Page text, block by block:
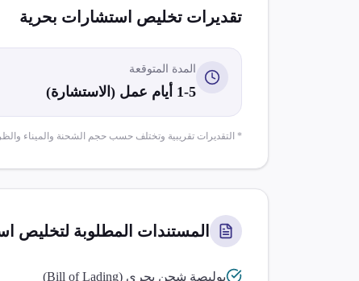
تقديرات تخليص استشارات بحرية
المدة المتوقعة
1-5 أيام عمل (الاستشارة)
* التقديرات تقريبية وتختلف حسب حجم الشحنة والميناء
المستندات المطلوبة لتخليص
بوليصة شحن بحري (Bill of Lading)